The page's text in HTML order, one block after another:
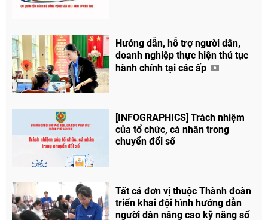
Hướng dẫn, hỗ trợ người dân,
doanh nghiệp thực hiện thủ tục
hành chính tại các ấp
[INFOGRAPHICS] Trách nhiệm
của tổ chức, cá nhân trong
chuyển đổi số
Tất cả đơn vị thuộc Thành đoàn
triển khai đội hình hướng dẫn
người dân nâng cao kỹ năng số